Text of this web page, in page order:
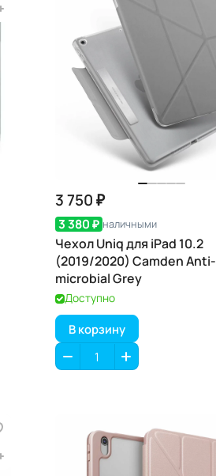
3 750 ₽
3 380 ₽ наличными
Чехол Uniq для iPad 10.2
(2019/2020) Camden Anti-
microbial Grey
Доступно
В корзину